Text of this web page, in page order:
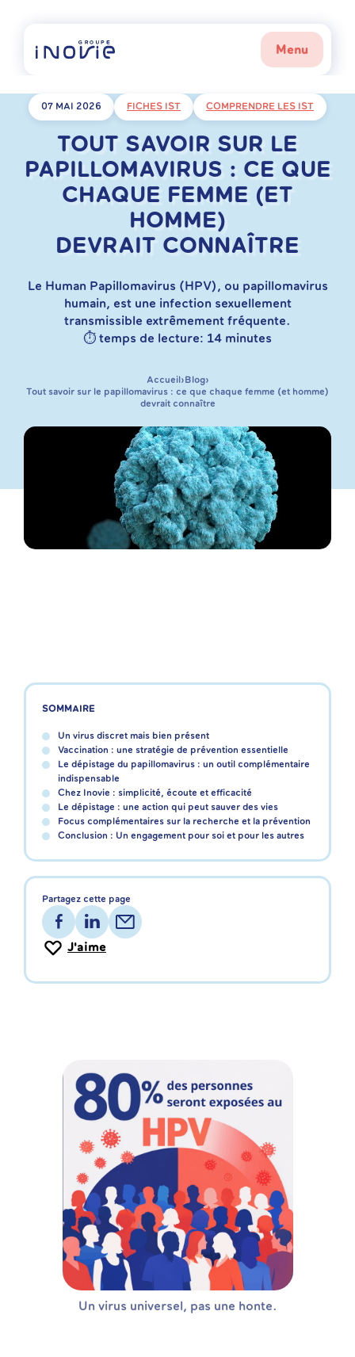
content
Menu
07 MAI 2026 FICHES IST COMPRENDRE LES IST
TOUT SAVOIR SUR LE
PAPILLOMAVIRUS : CE QUE
CHAQUE FEMME (ET
HOMME)
DEVRAIT CONNAÎTRE
Le Human Papillomavirus (HPV), ou papillomavirus
humain, est une infection sexuellement
transmissible extrêmement fréquente.
⏱︎ temps de lecture: 14 minutes
Accueil › Blog›
Tout savoir sur le papillomavirus : ce que chaque femme (et homme)
devrait connaître
SOMMAIRE
Un virus discret mais bien présent
Vaccination : une stratégie de prévention essentielle
Le dépistage du papillomavirus : un outil complémentaire
indispensable
Chez Inovie : simplicité, écoute et efficacité
Le dépistage : une action qui peut sauver des vies
Focus complémentaires sur la recherche et la prévention
Conclusion : Un engagement pour soi et pour les autres
Partagez cette page
J'aime
Un virus universel, pas une honte.